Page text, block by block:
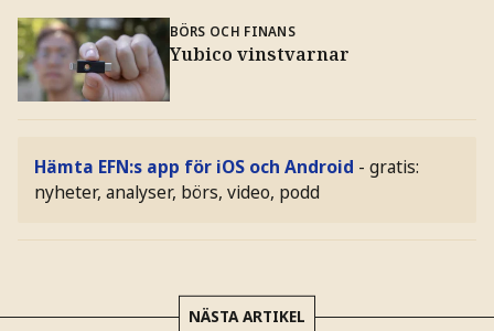
BÖRS OCH FINANS
Yubico vinstvarnar
Hämta EFN:s app för iOS och Android - gratis:
nyheter, analyser, börs, video, podd
NÄSTA ARTIKEL